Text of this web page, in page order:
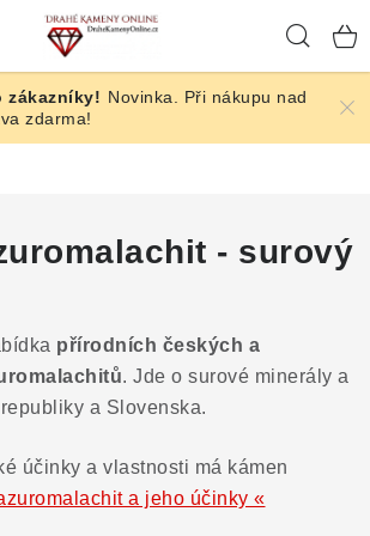
Novinka. Při nákupu nad
zdarma!
- surový
přírodních českých a
. Jde o surové minerály a
a Slovenska.
účinky a vlastnosti má kámen
a jeho účinky «